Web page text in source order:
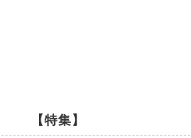
【特集】